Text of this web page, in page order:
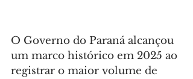
O Governo do Paraná alcançou
um marco histórico em 2025 ao
registrar o maior volume de